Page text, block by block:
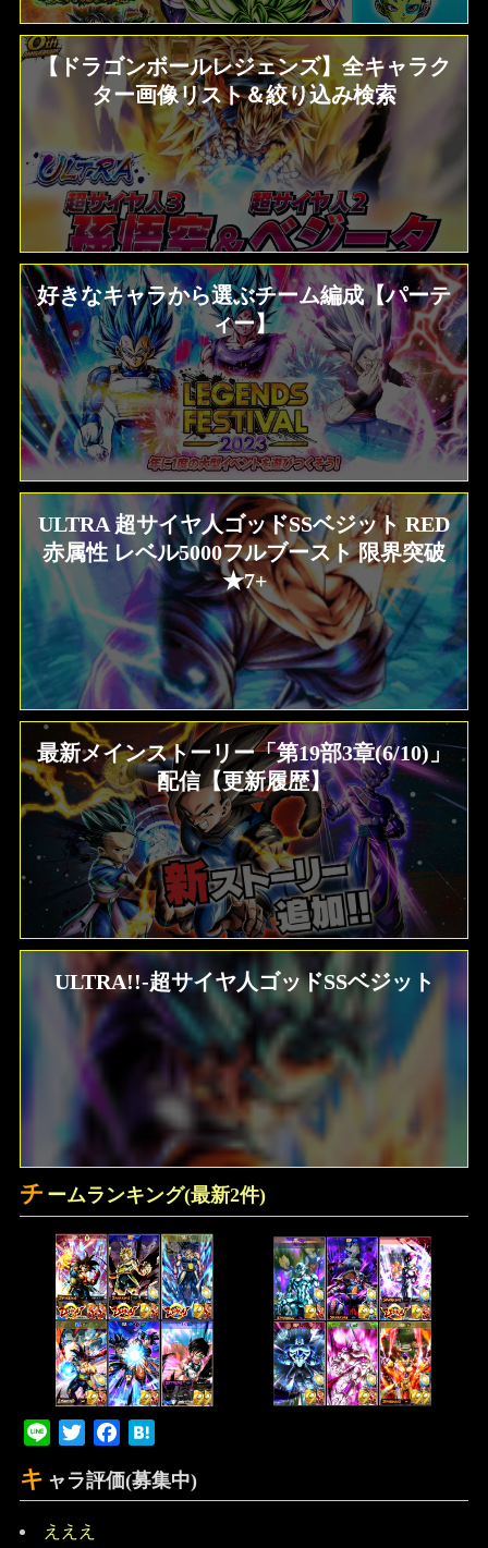
【ドラゴンボールレジェンズ】全キャラク
ター画像リスト＆絞り込み検索
好きなキャラから選ぶチーム編成【パーテ
ィー】
ULTRA 超サイヤ人ゴッドSSベジット RED
赤属性 レベル5000フルブースト 限界突破
★7+
最新メインストーリー「第19部3章(6/10)」
配信【更新履歴】
ULTRA!!-超サイヤ人ゴッドSSベジット
チ ームランキング(最新2件)
Line Twitter Facebook
キ ャラ評価(募集中)
えええ